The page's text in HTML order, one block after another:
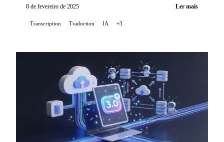
uma opção de tradução automática...
8 de fevereiro de 2025 Ler mais
Transcription Traduction IA +3